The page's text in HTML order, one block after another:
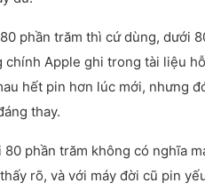
phần trăm thì cứ dùng, dưới
chính Apple ghi trong tài liệu
hết pin hơn lúc mới, nhưng
thay.
phần trăm không có nghĩa
rõ, và với máy đời cũ pin